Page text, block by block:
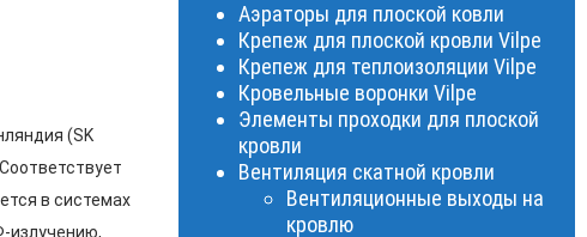
(SK
в системах
излучению,
Аэраторы для плоской ковли
Крепеж для плоской кровли Vilpe
Крепеж для теплоизоляции Vilpe
Кровельные воронки Vilpe
Элементы проходки для плоской
кровли
Вентиляция скатной кровли
Вентиляционные выходы на
кровлю